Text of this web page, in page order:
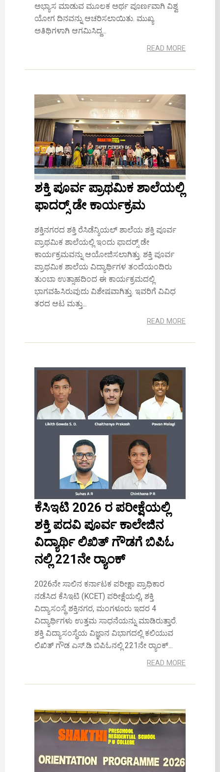
ಅಭ್ಯಾಸ ಮಾಡುವ ಮೂಲಕ ಅರ್ಥ ಪೂರ್ಣವಾಗಿ ವಿಶ್ವ
ಯೋಗ ದಿನವನ್ನು ಆಚರಿಸಲಾಯಿತು. ಮುಖ್ಯ
ಅತಿಥಿಗಳಾಗಿ ಆಗಮಿಸಿದ್ದ...
READ MORE
ಶಕ್ತಿ ಪೂರ್ವ ಪ್ರಾಥಮಿಕ ಶಾಲೆಯಲ್ಲಿ
ಫಾದರ್‍ಸ್ ಡೇ ಕಾರ್ಯಕ್ರಮ
ಶಕ್ತಿನಗರದ ಶಕ್ತಿ ರೆಸಿಡೆನ್ಶಿಯಲ್ ಶಾಲೆಯ ಶಕ್ತಿ ಪೂರ್ವ
ಪ್ರಾಥಮಿಕ ಶಾಲೆಯಲ್ಲಿ ಇಂದು ಫಾದರ್‍ಸ್ ಡೇ
ಕಾರ್ಯಕ್ರಮವನ್ನು ಆಯೋಜಿಸಲಾಗಿತ್ತು. ಶಕ್ತಿ ಪೂರ್ವ
ಪ್ರಾಥಮಿಕ ಶಾಲೆಯ ವಿದ್ಯಾರ್ಥಿಗಳ ತಂದೆಯಂದಿರು
ತುಂಬಾ ಉತ್ಸಾಹದಿಂದ ಈ ಕಾರ್ಯಕ್ರಮದಲ್ಲಿ
ಭಾಗವಹಿಸಿರುವುದು ವಿಶೇಷವಾಗಿತ್ತು. ಇವರಿಗೆ ವಿವಿಧ
ತರದ ಆಟ ಮತ್ತು...
READ MORE
ಕೆಸಿಇಟಿ 2026 ರ ಪರೀಕ್ಷೆಯಲ್ಲಿ
ಶಕ್ತಿ ಪದವಿ ಪೂರ್ವ ಕಾಲೇಜಿನ
ವಿದ್ಯಾರ್ಥಿ ಲಿಖಿತ್ ಗೌಡಗೆ ಬಿಪಿಓ
ನಲ್ಲಿ 221ನೇ ರ‍್ಯಾಂಕ್
2026ನೇ ಸಾಲಿನ ಕರ್ನಾಟಕ ಪರೀಕ್ಷಾ ಪ್ರಾಧಿಕಾರ
ನಡೆಸಿದ ಕೆಸಿಇಟಿ (KCET) ಪರೀಕ್ಷೆಯಲ್ಲಿ, ಶಕ್ತಿ
ವಿದ್ಯಾಸಂಸ್ಥೆ ಶಕ್ತಿನಗರ, ಮಂಗಳೂರು ಇದರ 4
ವಿದ್ಯಾರ್ಥಿಗಳು ಉತ್ತಮ ಸಾಧನೆಯನ್ನು ಮಾಡಿರುತ್ತಾರೆ.
ಶಕ್ತಿ ವಿದ್ಯಾಸಂಸ್ಥೆಯ ವಿಜ್ಞಾನ ವಿಭಾಗದಲ್ಲಿ ಕಲಿಯುವ
ಲಿಖಿತ್ ಗೌಡ ಎಸ್.ಡಿ ಬಿಪಿಓನಲ್ಲಿ 221ನೇ ರ‍್ಯಾಂಕ್...
READ MORE